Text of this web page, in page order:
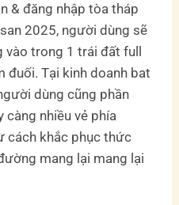
& đăng nhập tòa tháp
2025, người dùng sẽ
trong 1 trái đất full
đuối. Tại kinh doanh bat
dùng cũng phần
càng nhiều vẻ phía
cách khắc phục thức
mang lại mang lại